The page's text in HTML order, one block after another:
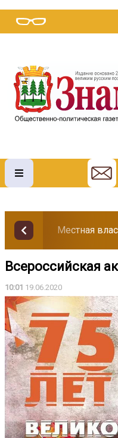
Местная
Всероссийская
10:01 19.06.2020